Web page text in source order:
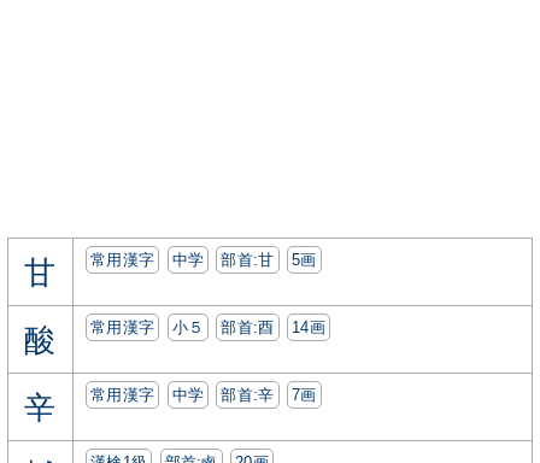
甘 常用漢字 中学 部首:⽢ 5画
酸 常用漢字 小５ 部首:⾣ 14画
辛 常用漢字 中学 部首:⾟ 7画